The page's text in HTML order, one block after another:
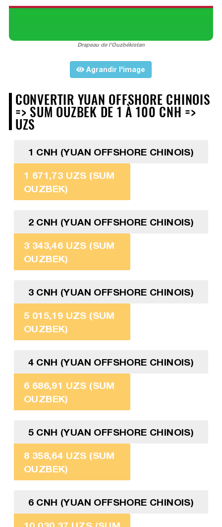
Drapeau de l'Ouzbékistan
Agrandir l'image
CONVERTIR YUAN OFFSHORE CHINOIS
=> SUM OUZBEK DE 1 À 100 CNH =>
UZS
1 CNH (YUAN OFFSHORE CHINOIS)
1 671,73 UZS (SUM
OUZBEK)
2 CNH (YUAN OFFSHORE CHINOIS)
3 343,46 UZS (SUM
OUZBEK)
3 CNH (YUAN OFFSHORE CHINOIS)
5 015,19 UZS (SUM
OUZBEK)
4 CNH (YUAN OFFSHORE CHINOIS)
6 686,91 UZS (SUM
OUZBEK)
5 CNH (YUAN OFFSHORE CHINOIS)
8 358,64 UZS (SUM
OUZBEK)
6 CNH (YUAN OFFSHORE CHINOIS)